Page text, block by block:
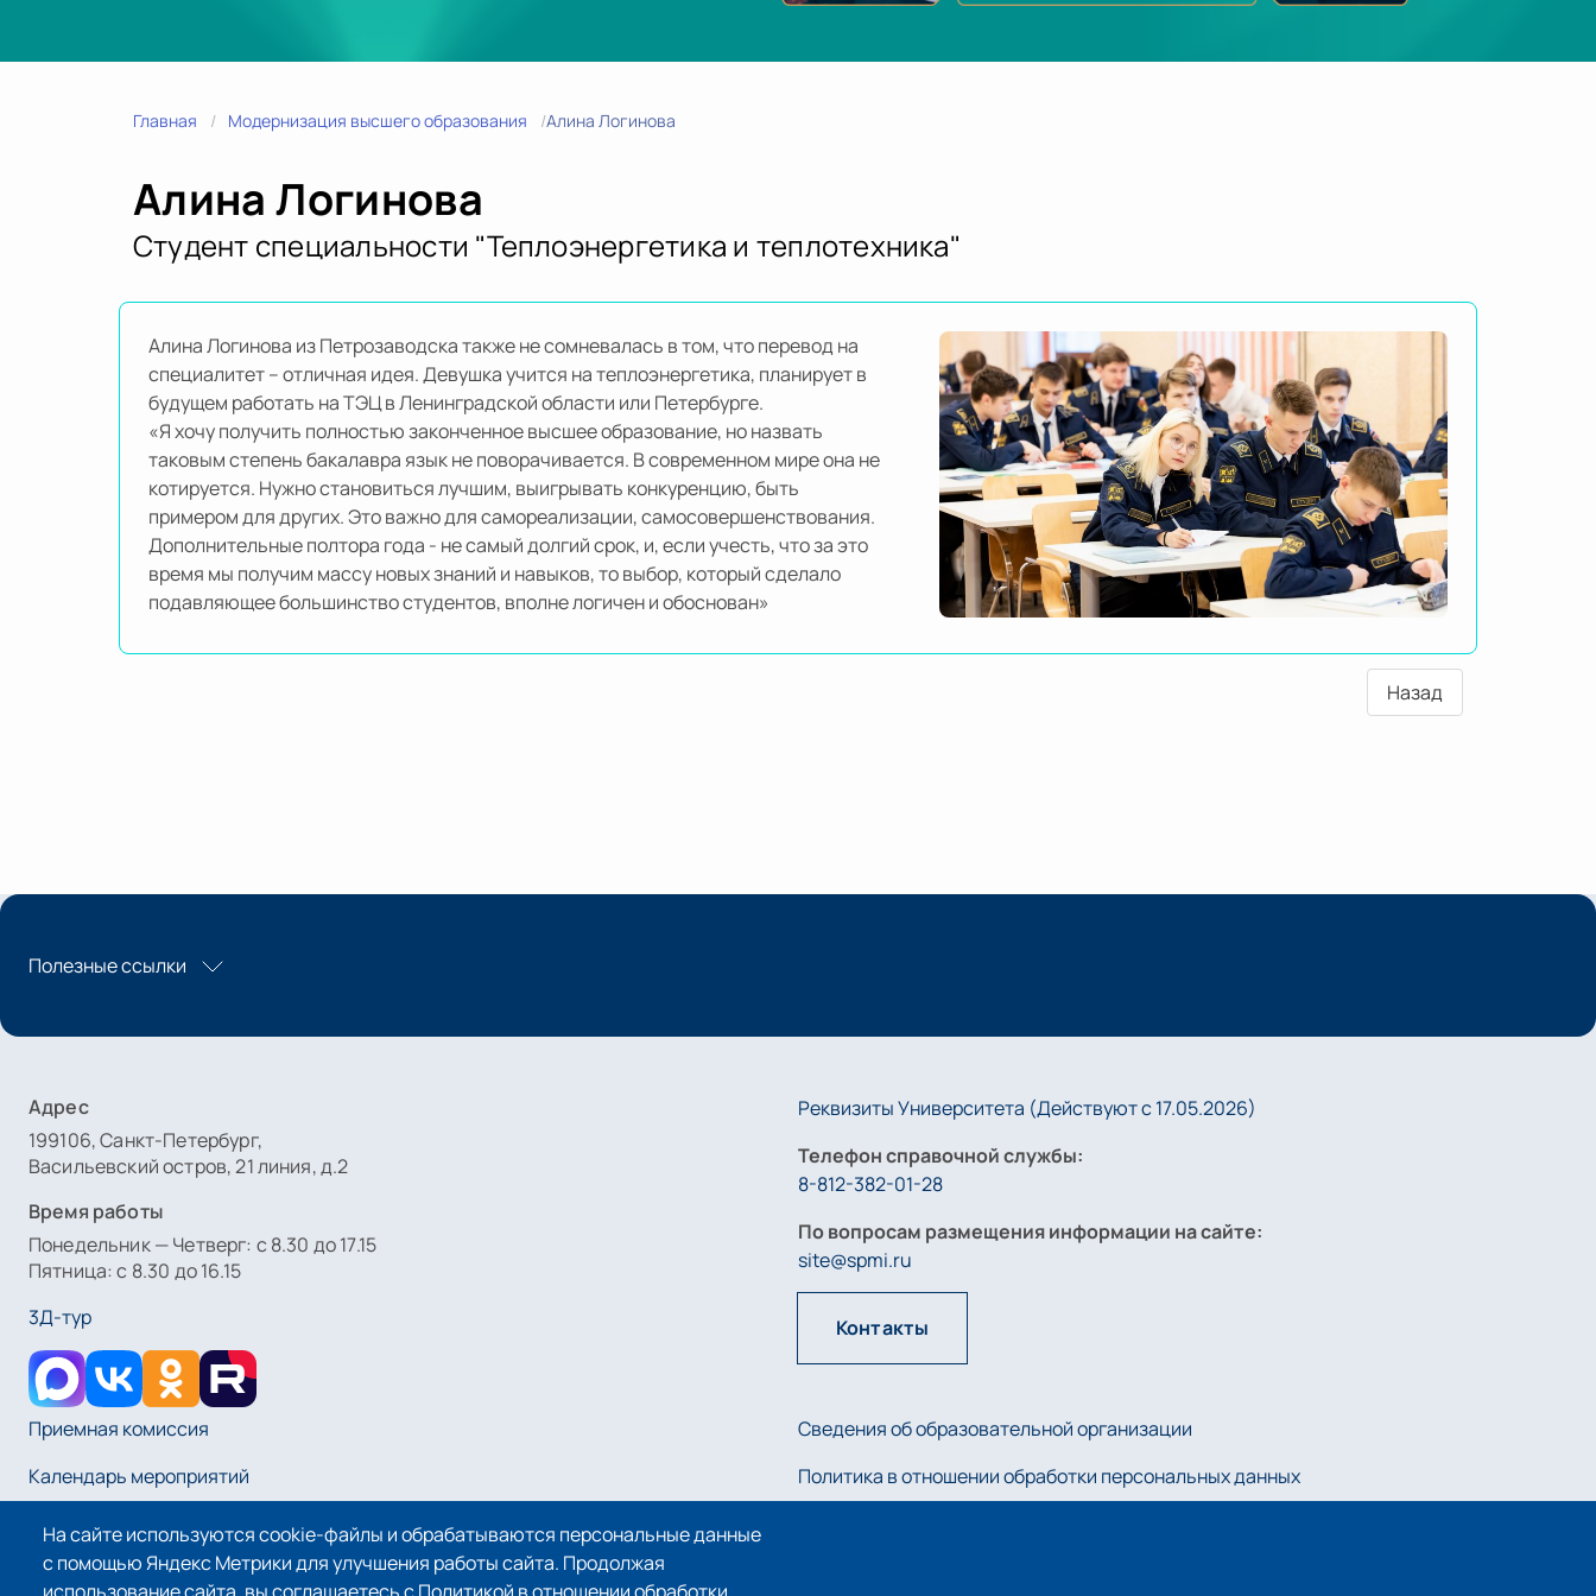
Главная Модернизация высшего образования Алина Логинова
Алина Логинова
Студент специальности "Теплоэнергетика и теплотехника"
Алина Логинова из Петрозаводска также не сомневалась в том, что перевод на
специалитет – отличная идея. Девушка учится на теплоэнергетика, планирует в
будущем работать на ТЭЦ в Ленинградской области или Петербурге.
«Я хочу получить полностью законченное высшее образование, но назвать
таковым степень бакалавра язык не поворачивается. В современном мире она не
котируется. Нужно становиться лучшим, выигрывать конкуренцию, быть
примером для других. Это важно для самореализации, самосовершенствования.
Дополнительные полтора года - не самый долгий срок, и, если учесть, что за это
время мы получим массу новых знаний и навыков, то выбор, который сделало
подавляющее большинство студентов, вполне логичен и обоснован»
Назад
На сайте используются cookie-файлы и обрабатываются персональные данные
с помощью Яндекс Метрики для улучшения работы сайта. Продолжая
Полезные ссылки
Адрес
199106, Санкт-Петербург,
Васильевский остров, 21 линия, д.2
Время работы
Понедельник — Четверг: с 8.30 до 17.15
Пятница: с 8.30 до 16.15
3Д-тур
Реквизиты Университета (Действуют с 17.05.2026)
Телефон справочной службы:
8-812-382-01-28
По вопросам размещения информации на сайте:
site@spmi.ru
Контакты
Приемная комиссия
Календарь мероприятий
Оплата услуг
Сведения об образовательной организации
Политика в отношении обработки персональных данных